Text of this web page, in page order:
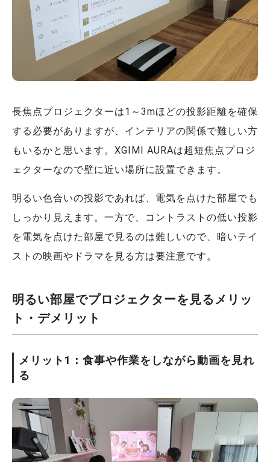
長焦点プロジェクターは1～3mほどの投影距離を確保
する必要がありますが、インテリアの関係で難しい方
もいるかと思います。XGIMI AURAは超短焦点プロジ
ェクターなので壁に近い場所に設置できます。
明るい色合いの投影であれば、電気を点けた部屋でも
しっかり見えます。一方で、コントラストの低い投影
を電気を点けた部屋で見るのは難しいので、暗いテイ
ストの映画やドラマを見る方は要注意です。
明るい部屋でプロジェクターを見るメリッ
ト・デメリット
メリット1：食事や作業をしながら動画を見れ
る